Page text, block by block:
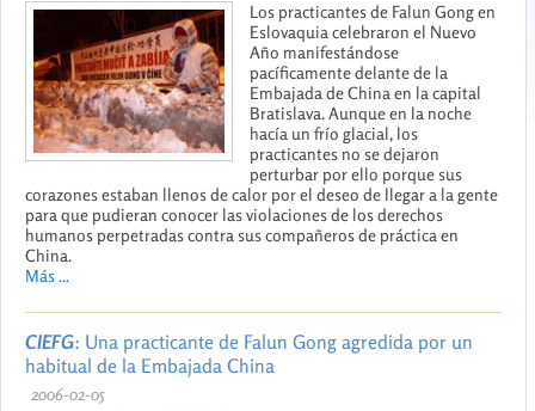
Los practicantes de Falun Gong en
Eslovaquia celebraron el Nuevo
Año manifestándose
pacíficamente delante de la
Embajada de China en la capital
Bratislava. Aunque en la noche
hacía un frío glacial, los
practicantes no se dejaron
perturbar por ello porque sus
corazones estaban llenos de calor por el deseo de llegar a la gente
para que pudieran conocer las violaciones de los derechos
humanos perpetradas contra sus compañeros de práctica en
China.
Más ...
CIEFG: Una practicante de Falun Gong agredida por un
habitual de la Embajada China
2006-02-05